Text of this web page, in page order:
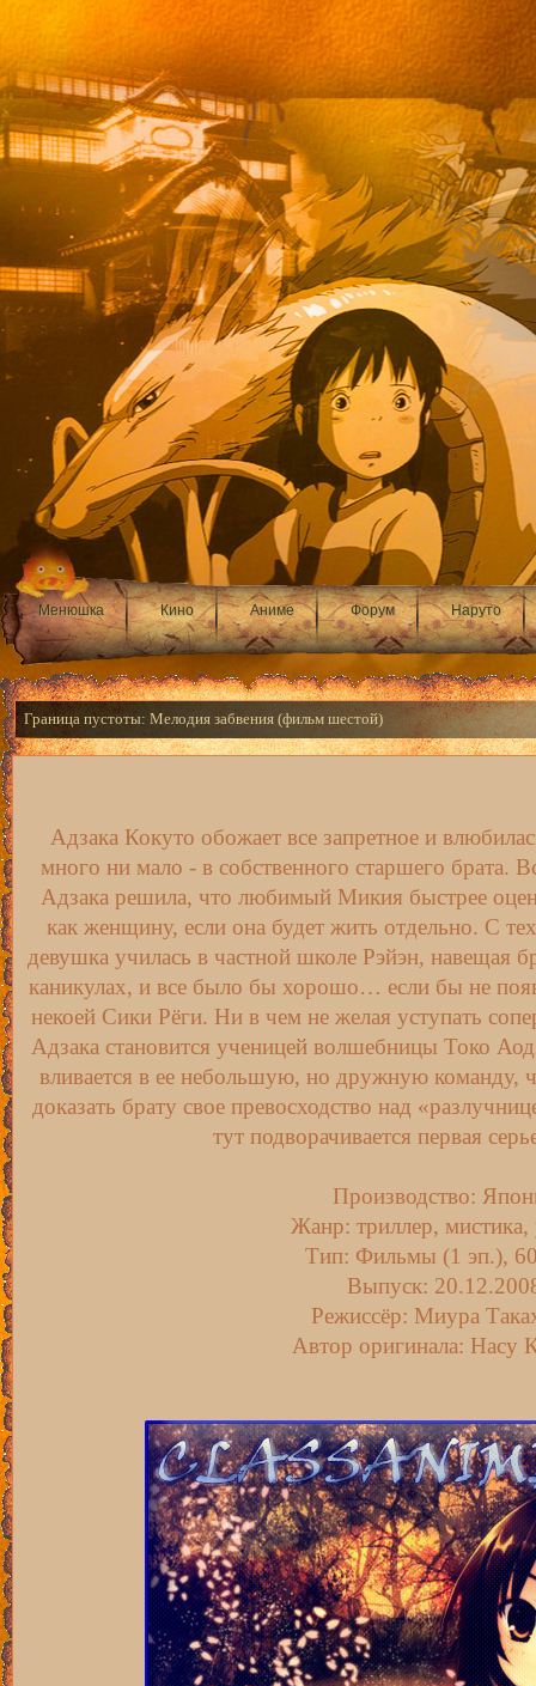
Менюшка Кино Аниме Форум Наруто
Граница пустоты: Мелодия забвения (фильм шестой)
Адзака Кокуто обожает все запретное и
много ни мало - в собственного старшего брата.
Адзака решила, что любимый Микия быстрее
как женщину, если она будет жить отдельно. С
девушка училась в частной школе Рэйэн, навещая
каникулах, и все было бы хорошо… если бы не
некоей Сики Рёги. Ни в чем не желая уступать
Адзака становится ученицей волшебницы Токо
вливается в ее небольшую, но дружную команду,
доказать брату свое превосходство над
тут подворачивается первая
Производство:
Жанр: триллер,
Тип: Фильмы (1 эп.),
Выпуск:
Режиссёр: Миура
Автор оригинала: Насу